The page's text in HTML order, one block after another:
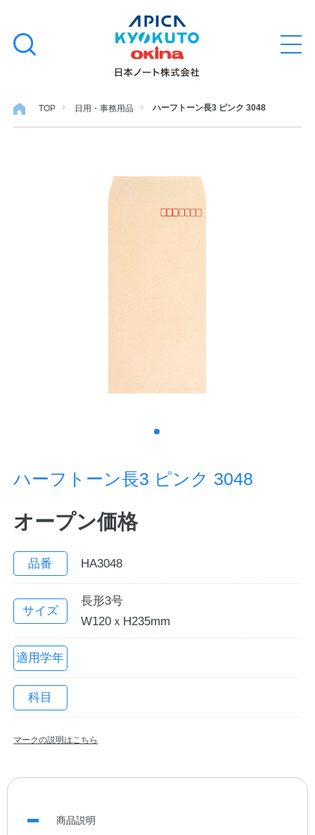
文
キ
ッ
閉
検
る
ファイル・バインダー
日用・事務用品
ノートの豆知識
工場フォトツアー
公式オンラインショップ
企業情報
カタログ
お問い合わせ
English
TOP 日用・事務用品 ハーフトーン長3 ピンク 3048
ハーフトーン長3 ピンク 3048
オープン価格
品番 HA3048
サイズ
長形3号
W120ｘH235mm
適用学年
科目
マークの説明はこちら
商品説明